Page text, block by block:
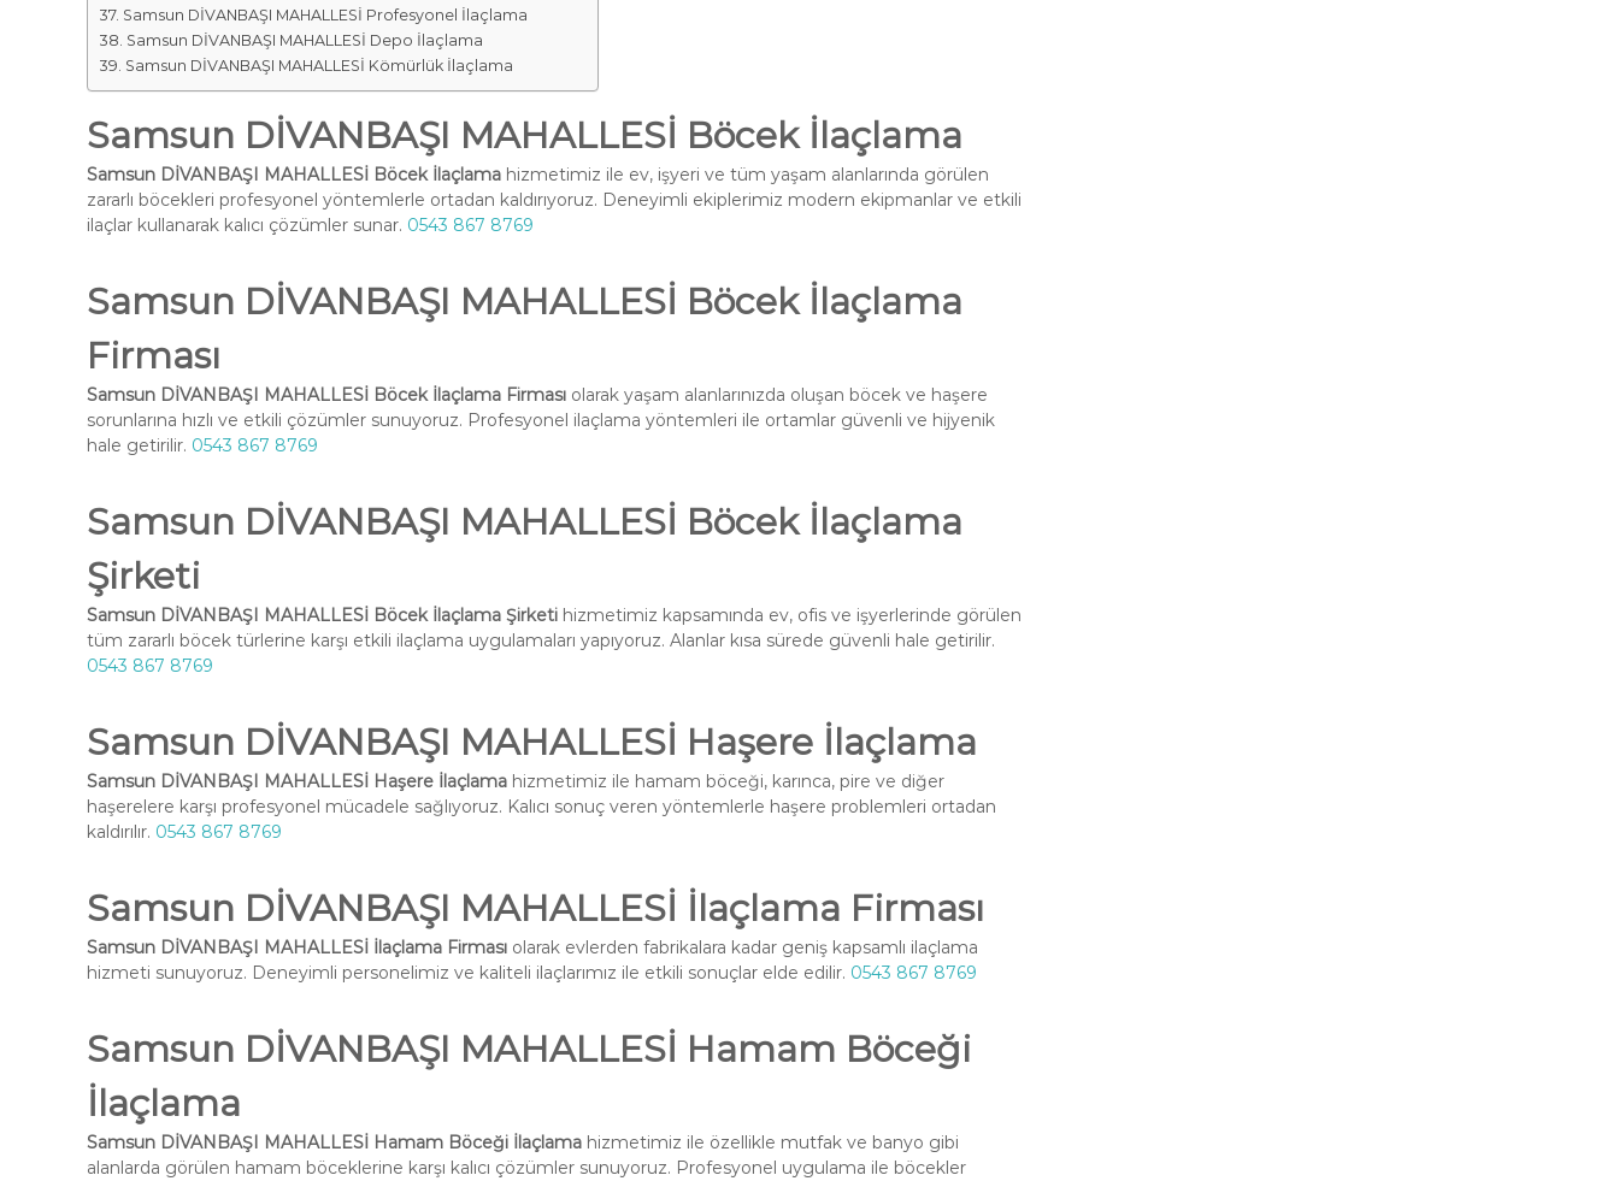
Samsun DİVANBAŞI MAHALLESİ Profesyonel İlaçlama
Samsun DİVANBAŞI MAHALLESİ Depo İlaçlama
Samsun DİVANBAŞI MAHALLESİ Kömürlük İlaçlama
Samsun DİVANBAŞI MAHALLESİ Böcek İlaçlama
Samsun DİVANBAŞI MAHALLESİ Böcek İlaçlama hizmetimiz ile ev, işyeri ve tüm yaşam alanlarında görülen
zararlı böcekleri profesyonel yöntemlerle ortadan kaldırıyoruz. Deneyimli ekiplerimiz modern ekipmanlar ve etkili
ilaçlar kullanarak kalıcı çözümler sunar. 0543 867 8769
Samsun DİVANBAŞI MAHALLESİ Böcek İlaçlama
Firması
Samsun DİVANBAŞI MAHALLESİ Böcek İlaçlama Firması olarak yaşam alanlarınızda oluşan böcek ve haşere
sorunlarına hızlı ve etkili çözümler sunuyoruz. Profesyonel ilaçlama yöntemleri ile ortamlar güvenli ve hijyenik
hale getirilir. 0543 867 8769
Samsun DİVANBAŞI MAHALLESİ Böcek İlaçlama
Şirketi
Samsun DİVANBAŞI MAHALLESİ Böcek İlaçlama Şirketi hizmetimiz kapsamında ev, ofis ve işyerlerinde görülen
tüm zararlı böcek türlerine karşı etkili ilaçlama uygulamaları yapıyoruz. Alanlar kısa sürede güvenli hale getirilir.
0543 867 8769
Samsun DİVANBAŞI MAHALLESİ Haşere İlaçlama
Samsun DİVANBAŞI MAHALLESİ Haşere İlaçlama hizmetimiz ile hamam böceği, karınca, pire ve diğer
haşerelere karşı profesyonel mücadele sağlıyoruz. Kalıcı sonuç veren yöntemlerle haşere problemleri ortadan
kaldırılır. 0543 867 8769
Samsun DİVANBAŞI MAHALLESİ İlaçlama Firması
Samsun DİVANBAŞI MAHALLESİ İlaçlama Firması olarak evlerden fabrikalara kadar geniş kapsamlı ilaçlama
hizmeti sunuyoruz. Deneyimli personelimiz ve kaliteli ilaçlarımız ile etkili sonuçlar elde edilir. 0543 867 8769
Samsun DİVANBAŞI MAHALLESİ Hamam Böceği
İlaçlama
Samsun DİVANBAŞI MAHALLESİ Hamam Böceği İlaçlama hizmetimiz ile özellikle mutfak ve banyo gibi
alanlarda görülen hamam böceklerine karşı kalıcı çözümler sunuyoruz. Profesyonel uygulama ile böcekler